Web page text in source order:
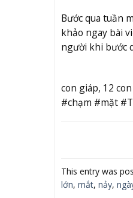
Bước qua tuần
khảo ngay bài
người khi bước
con giáp, 12
#chạm #mặt
This entry was
lớn, mắt, nảy,